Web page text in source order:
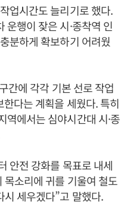
업시간도 늘리기로 했다.
운행이 잦은 시·종착역 인
분하게 확보하기 어려웠
간에 각각 기본 선로 작업
다는 계획을 세웠다. 특히
역에서는 심야시간대 시·종
안전 강화를 목표로 내세
소리에 귀를 기울여 철도
세우겠다”고 말했다.